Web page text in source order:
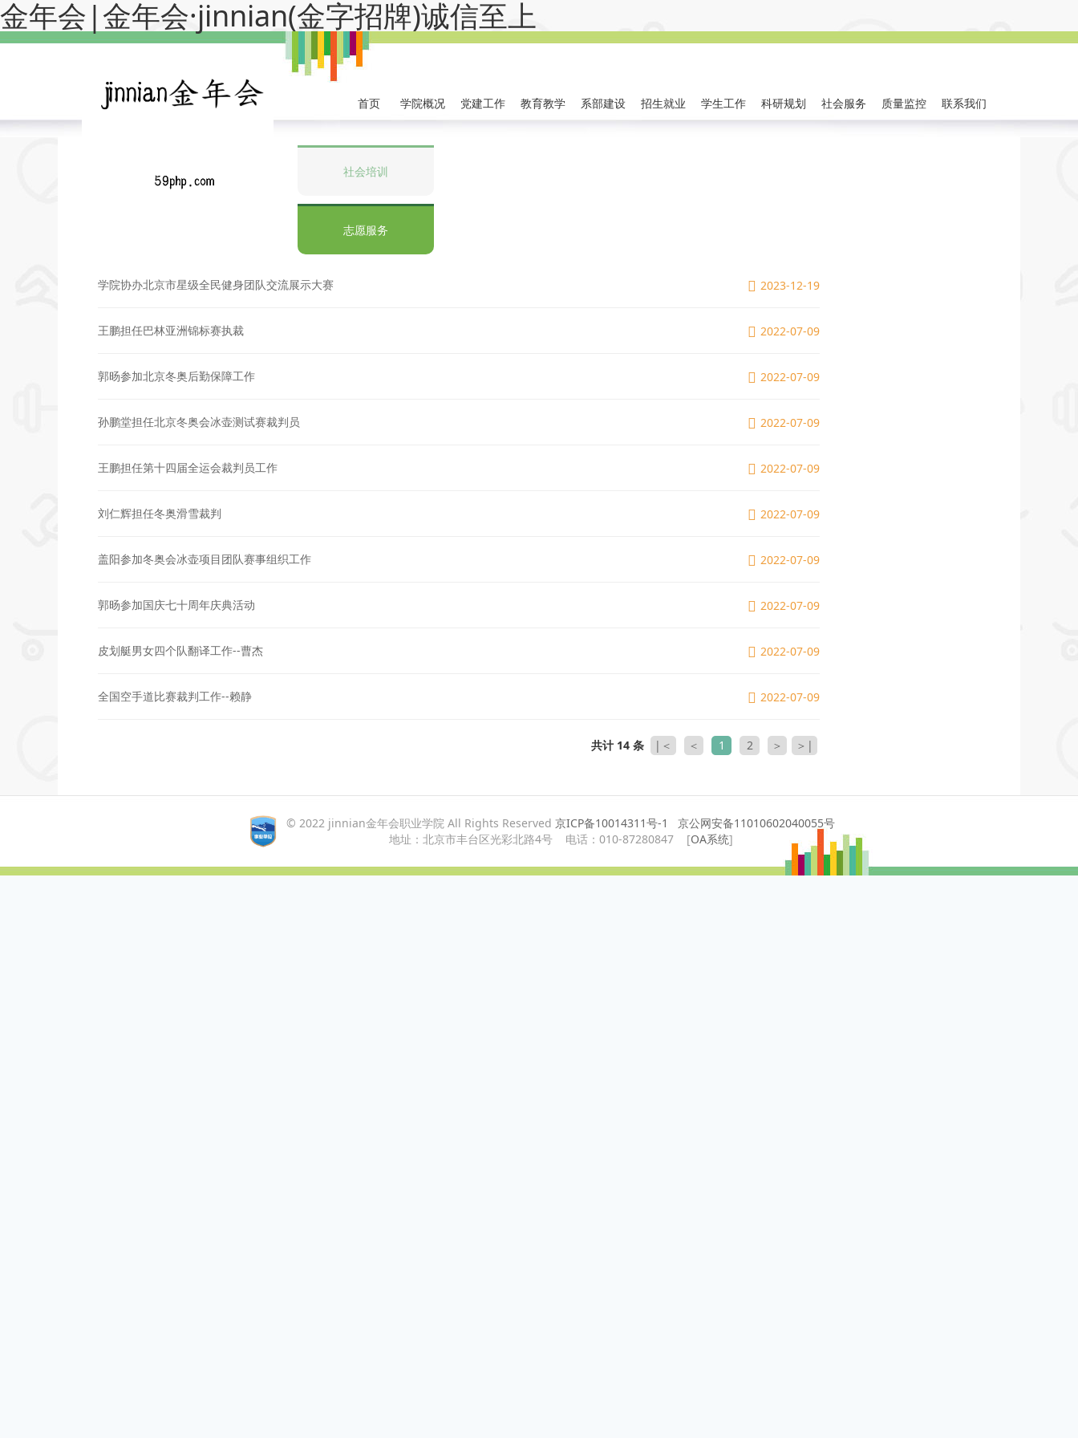
金年会|金年会·jinnian(金字招牌)诚信至上
首页 学院概况 党建工作 教育教学 系部建设 招生就业 学生工作 科研规划 社会服务 质量监控 联系我们
社会培训
志愿服务
学院协办北京市星级全民健身团队交流展示大赛 2023-12-19
王鹏担任巴林亚洲锦标赛执裁 2022-07-09
郭旸参加北京冬奥后勤保障工作 2022-07-09
孙鹏堂担任北京冬奥会冰壶测试赛裁判员 2022-07-09
王鹏担任第十四届全运会裁判员工作 2022-07-09
刘仁辉担任冬奥滑雪裁判 2022-07-09
盖阳参加冬奥会冰壶项目团队赛事组织工作 2022-07-09
郭旸参加国庆七十周年庆典活动 2022-07-09
皮划艇男女四个队翻译工作--曹杰 2022-07-09
全国空手道比赛裁判工作--赖静 2022-07-09
共计 14 条 |＜ ＜ 1 2 ＞ ＞|
© 2022 jinnian金年会职业学院 All Rights Reserved 京ICP备10014311号-1
京公网安备11010602040055号
地址：北京市丰台区光彩北路4号 电话：010-87280847 [OA系统]